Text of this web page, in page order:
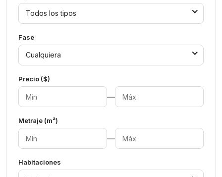
Todos los tipos
Fase
Cualquiera
Precio ($)
—
Metraje (m²)
—
Habitaciones